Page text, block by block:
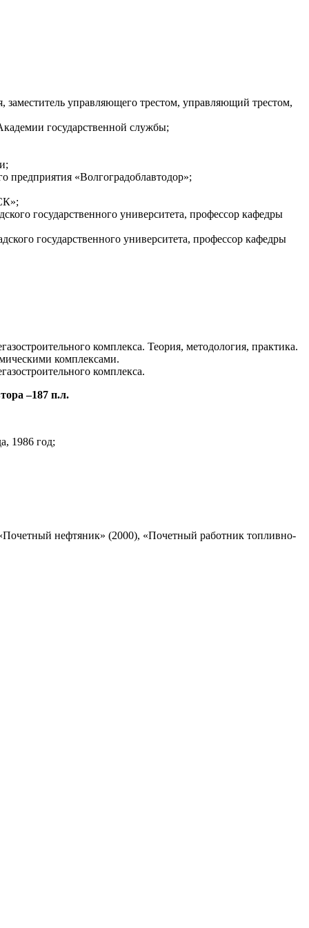
заместитель управляющего трестом, управляющий трестом,
государственной службы;
предприятия «Волгоградоблавтодор»;
государственного университета, профессор кафедры
государственного университета, профессор кафедры
комплекса. Теория, методология, практика.
комплексами.
комплекса.
–187 п.л.
1986 год;
нефтяник» (2000), «Почетный работник топливно-